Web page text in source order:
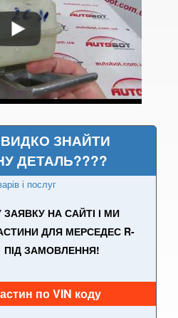
C205/A205
ЗНАЙТИ
ДЕТАЛЬ????
і послуг
НА САЙТІ І МИ
ДЛЯ МЕРСЕДЕС R-
ПІД ЗАМОВЛЕННЯ!
по VIN коду